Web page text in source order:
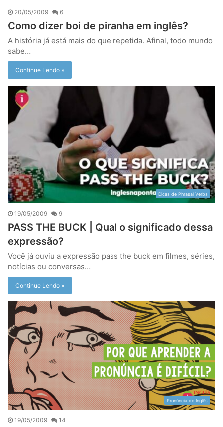
20/05/2009 6
Como dizer boi de piranha em inglês?
A história já está mais do que repetida. Afinal, todo mundo
sabe…
Continue Lendo »
Dicas de Phrasal Verbs
19/05/2009 9
PASS THE BUCK | Qual o significado dessa
expressão?
Você já ouviu a expressão pass the buck em filmes, séries,
notícias ou conversas…
Continue Lendo »
Pronúncia do Inglês
19/05/2009 14